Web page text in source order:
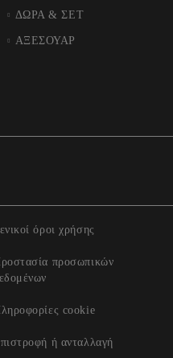
ΔΩΡΑ & ΣΕΤ
ΑΞΕΣΟΥΑΡ
όροι χρήσης
προσωπικών
cookie
ή ανταλλαγή